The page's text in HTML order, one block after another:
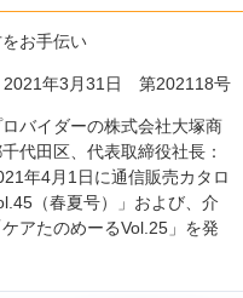
お手伝い
2021年3月31日 第202118号
バイダーの株式会社大塚商
代田区、代表取締役社長：
年4月1日に通信販売カタロ
（春夏号）」および、介
アたのめーるVol.25」を発